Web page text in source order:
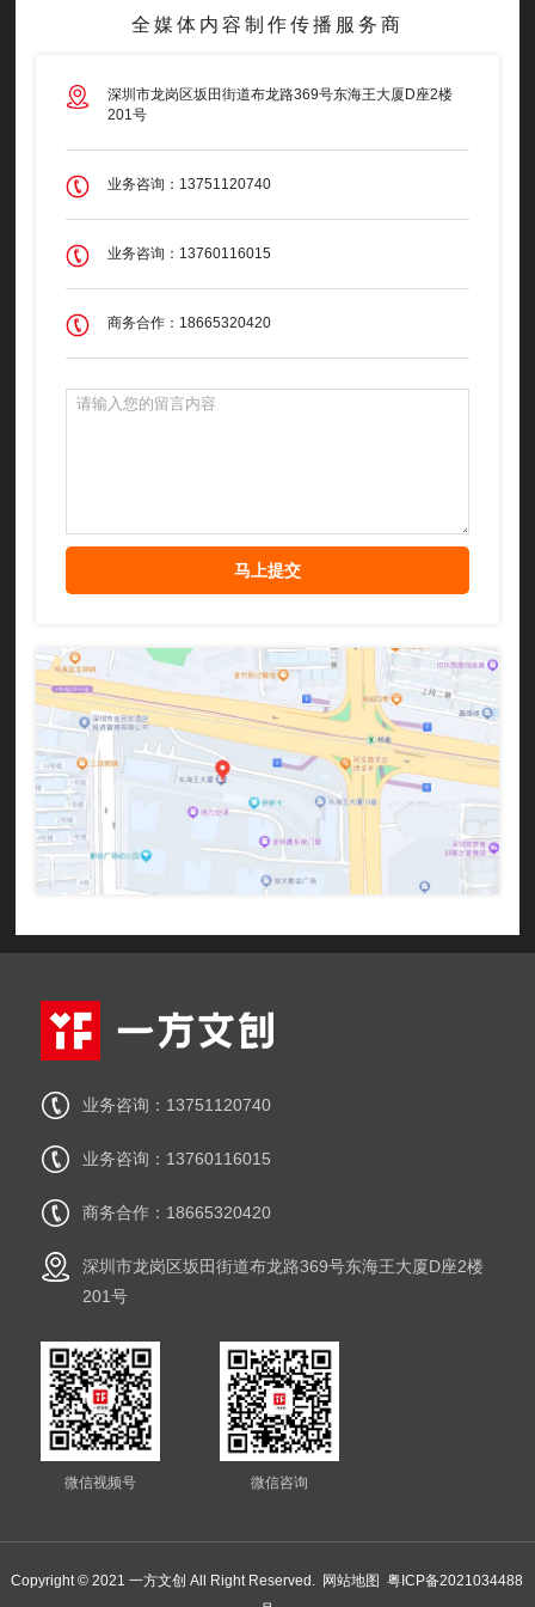
全媒体内容制作传播服务商
深圳市龙岗区坂田街道布龙路369号东海王大厦D座2楼
201号
业务咨询：13751120740
业务咨询：13760116015
商务合作：18665320420
业务咨询：13751120740
业务咨询：13760116015
商务合作：18665320420
深圳市龙岗区坂田街道布龙路369号东海王大厦D座2楼
201号
微信视频号 微信咨询
Copyright © 2021 一方文创 All Right Reserved. 网站地图
粤ICP备2021034488